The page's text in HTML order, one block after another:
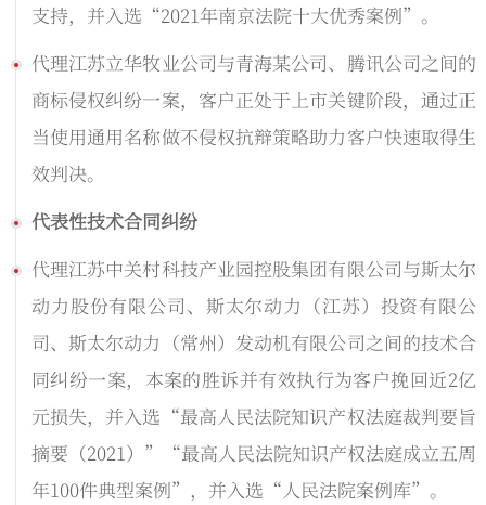
支持，并入选“2021年南京法院十大优秀案例”。
代理江苏立华牧业公司与青海某公司、腾讯公司之间的
商标侵权纠纷一案，客户正处于上市关键阶段，通过正
当使用通用名称做不侵权抗辩策略助力客户快速取得生
效判决。
代表性技术合同纠纷
代理江苏中关村科技产业园控股集团有限公司与斯太尔
动力股份有限公司、斯太尔动力（江苏）投资有限公
司、斯太尔动力（常州）发动机有限公司之间的技术合
同纠纷一案，本案的胜诉并有效执行为客户挽回近2亿
元损失，并入选“最高人民法院知识产权法庭裁判要旨
摘要（2021）”“最高人民法院知识产权法庭成立五周
年100件典型案例”，并入选“人民法院案例库”。